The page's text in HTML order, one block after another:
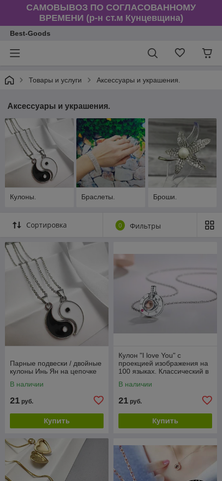
САМОВЫВОЗ ПО СОГЛАСОВАННОМУ
ВРЕМЕНИ (р-н ст.м Кунцевщина)
Best-Goods
Товары и услуги Аксессуары и украшения.
Аксессуары и украшения.
Кулоны. Браслеты. Броши.
Сортировка 0 Фильтры
Парные подвески / двойные
кулоны Инь Ян на цепочке
В наличии
21 руб.
Купить
Кулон "I love You" с
проекцией изображения на
100 языках. Классический в
В наличии
21 руб.
Купить